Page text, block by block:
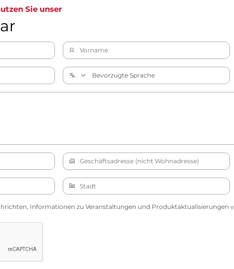
Sie unser
Informationen zu Veranstaltungen und Produktaktualisierungen